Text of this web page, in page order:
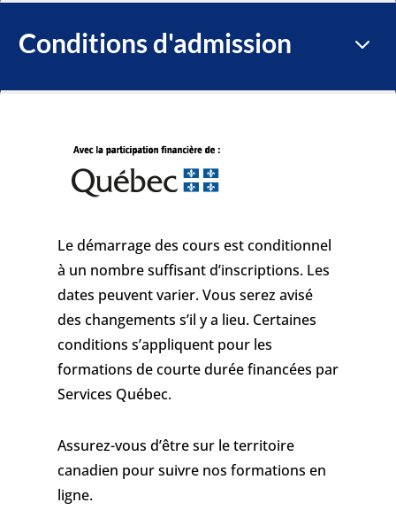
Conditions d'admission 3
Le démarrage des cours est conditionnel
à un nombre suffisant d’inscriptions. Les
dates peuvent varier. Vous serez avisé
des changements s’il y a lieu. Certaines
conditions s’appliquent pour les
formations de courte durée financées par
Services Québec.
Assurez-vous d’être sur le territoire
canadien pour suivre nos formations en
ligne.